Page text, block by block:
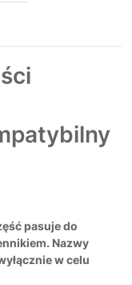
pasuje do
Nazwy
w celu